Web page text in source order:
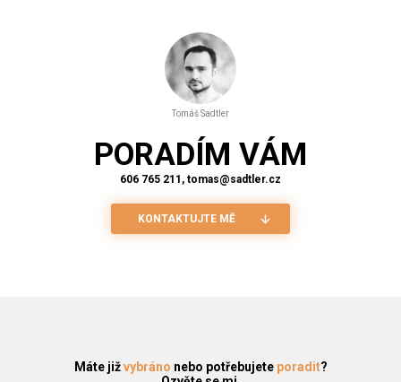
Tomáš Sadtler
PORADÍM VÁM
606 765 211, tomas@sadtler.cz
KONTAKTUJTE MĚ
Máte jižvybráno nebo potřebujete poradit?